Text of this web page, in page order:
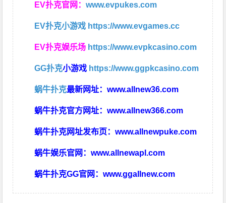
EV扑克官网：www.evpukes.com
EV扑克小游戏 https://www.evgames.cc
EV扑克娱乐场 https://www.evpkcasino.com
GG扑克小游戏 https://www.ggpkcasino.com
蜗牛扑克最新网址：www.allnew36.com
蜗牛扑克官方网址：www.allnew366.com
蜗牛扑克网址发布页：www.allnewpuke.com
蜗牛娱乐官网：www.allnewapl.com
蜗牛扑克GG官网：www.ggallnew.com